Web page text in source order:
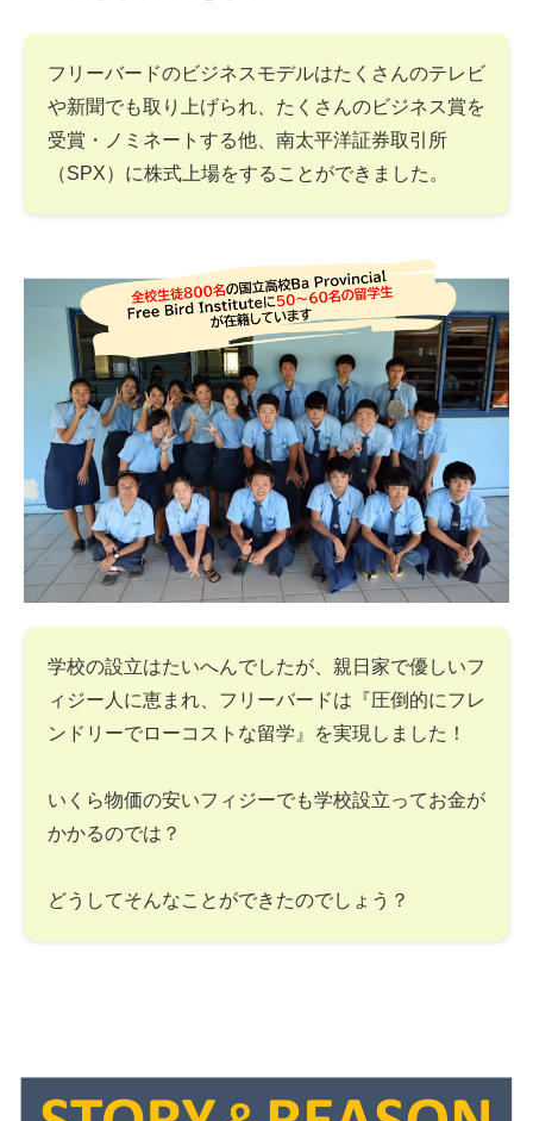
フリーバードのビジネスモデルはたくさんのテレビ
や新聞でも取り上げられ、たくさんのビジネス賞を
受賞・ノミネートする他、南太平洋証券取引所
（SPX）に株式上場をすることができました。
学校の設立はたいへんでしたが、親日家で優しいフ
ィジー人に恵まれ、フリーバードは『圧倒的にフレ
ンドリーでローコストな留学』を実現しました！
いくら物価の安いフィジーでも学校設立ってお金が
かかるのでは？
どうしてそんなことができたのでしょう？